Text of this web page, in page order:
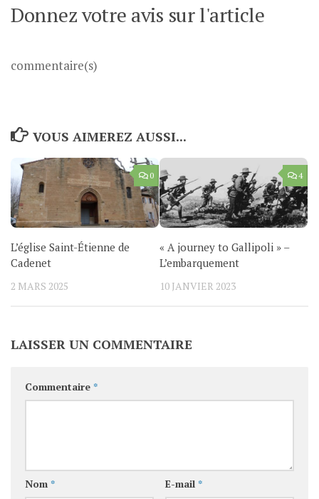
Donnez votre avis sur l'article
commentaire(s)
VOUS AIMEREZ AUSSI...
0
L’église Saint-Étienne de
Cadenet
2 MARS 2025
4
« A journey to Gallipoli » –
L’embarquement
10 JANVIER 2023
LAISSER UN COMMENTAIRE
Commentaire *
Nom * E-mail *